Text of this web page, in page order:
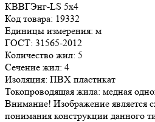
КВВГЭнг-LS 5х4
Код товара: 19332
Единицы измерения: м
ГОСТ: 31565-2012
Количество жил: 5
Сечение жил: 4
Изоляция: ПВХ пластикат
Токопроводящая жила: медная
Внимание! Изображение является
понимания конструкции данного